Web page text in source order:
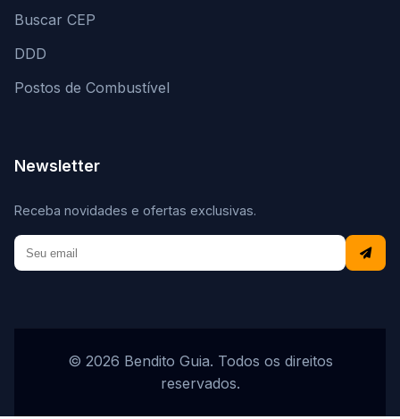
Buscar CEP
DDD
Postos de Combustível
Newsletter
Receba novidades e ofertas exclusivas.
© 2026 Bendito Guia. Todos os direitos
reservados.